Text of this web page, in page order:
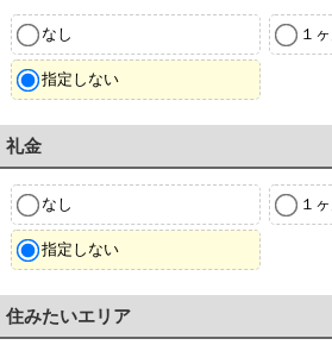
なし １
指定しない
礼金
なし １
指定しない
住みたいエリア